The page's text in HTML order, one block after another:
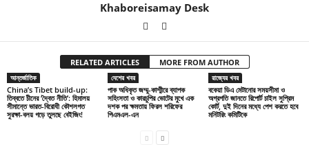
Khaboreisamay Desk
RELATED ARTICLES MORE FROM AUTHOR
আন্তর্জাতিক
China’s Tibet build-up:
তিব্বতে চীনের ‘দ্বৈত নীতি’: হিমালয়
সীমান্তে ভারত-বিরোধী কৌশলগত
সুরক্ষা-বলয় গড়ে তুলছে বেইজিং!
দেশের খবর
পাক অধিকৃত জম্মু-কাশ্মীরে ব্যাপক
সহিংসতা ও কারচুপির ভোটের মুখে এক
দশক পর ক্ষমতায় ফিরল শরিফের
পিএমএল-এন
রাজ্যের খবর
বকেয়া ডিএ মেটানোর সময়সীমা ও
অগ্রগতি জানতে রিপোর্ট চাইল সুপ্রিম
কোর্ট, দুই দিনের মধ্যে পেশ করতে হবে
মনিটরিং কমিটিকে